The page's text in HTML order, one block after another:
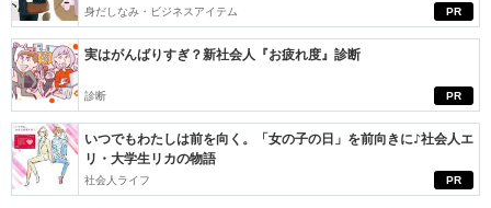
PR
身だしなみ・ビジネスアイテム
PR
実はがんばりすぎ？新社会人『お疲れ度』診断
診断
PR
いつでもわたしは前を向く。「女の子の日」を前向きに♪社会人エ
リ・大学生リカの物語
社会人ライフ